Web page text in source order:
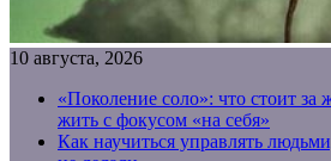
10 августа, 2026
«Поколение соло»: что стоит
жить с фокусом «на себя»
Как научиться управлять